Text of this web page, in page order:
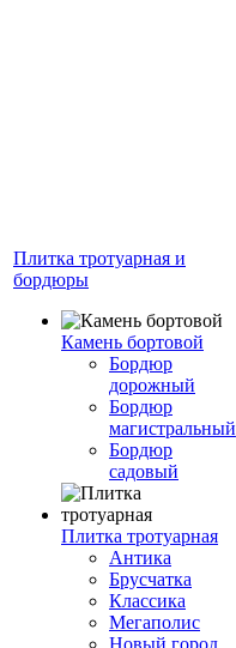
Плитка тротуарная и
бордюры
Камень бортовой
Бордюр
дорожный
Бордюр
магистральный
Бордюр
садовый
Плитка тротуарная
Антика
Брусчатка
Классика
Мегаполис
Новый город